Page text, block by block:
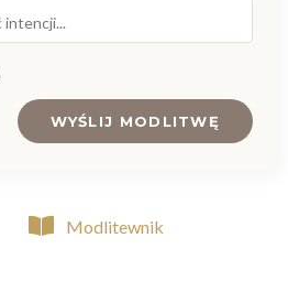
WYŚLIJ MODLITWĘ
Modlitewnik